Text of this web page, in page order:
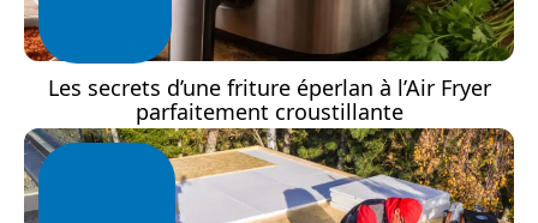
Les secrets d’une friture éperlan à l’Air Fryer
parfaitement croustillante